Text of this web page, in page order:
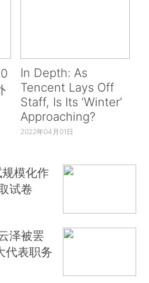
In Depth: As
Tencent Lays Off
Staff, Is Its ‘Winter’
Approaching?
2022年04月01日
规模化作
试卷
泽被罢
代表职务